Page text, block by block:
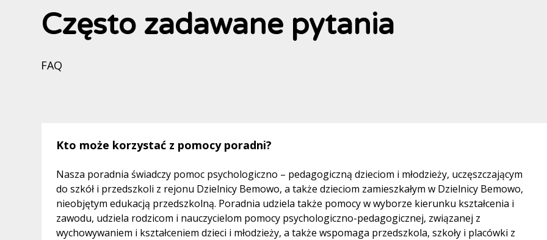
Często zadawane pytania
FAQ
Kto może korzystać z pomocy poradni?
Nasza poradnia świadczy pomoc psychologiczno – pedagogiczną dzieciom i młodzieży, uczęszczającym
do szkół i przedszkoli z rejonu Dzielnicy Bemowo, a także dzieciom zamieszkałym w Dzielnicy Bemowo,
nieobjętym edukacją przedszkolną. Poradnia udziela także pomocy w wyborze kierunku kształcenia i
zawodu, udziela rodzicom i nauczycielom pomocy psychologiczno-pedagogicznej, związanej z
wychowywaniem i kształceniem dzieci i młodzieży, a także wspomaga przedszkola, szkoły i placówki z